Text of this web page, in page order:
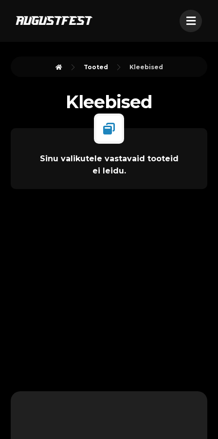
Tooted Kleebised
Kleebised
Sinu valikutele vastavaid tooteid
ei leidu.